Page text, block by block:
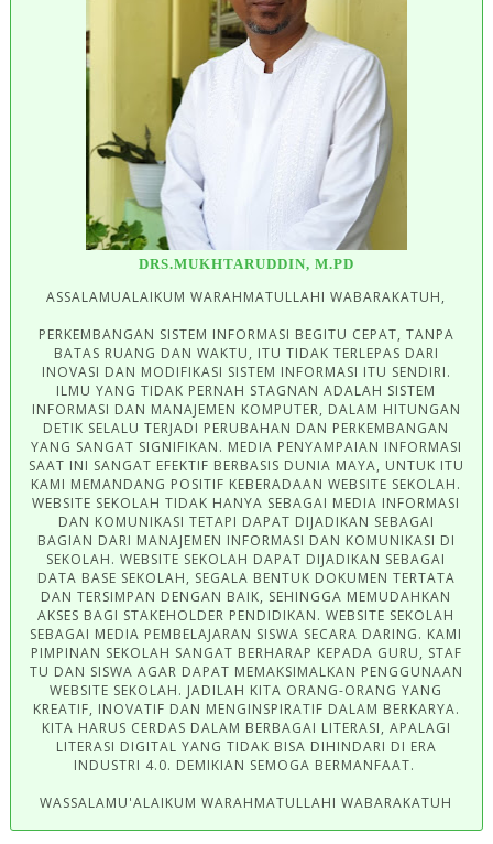
DRS.MUKHTARUDDIN, M.PD
ASSALAMUALAIKUM WARAHMATULLAHI WABARAKATUH,
PERKEMBANGAN SISTEM INFORMASI BEGITU CEPAT, TANPA
BATAS RUANG DAN WAKTU, ITU TIDAK TERLEPAS DARI
INOVASI DAN MODIFIKASI SISTEM INFORMASI ITU SENDIRI.
ILMU YANG TIDAK PERNAH STAGNAN ADALAH SISTEM
INFORMASI DAN MANAJEMEN KOMPUTER, DALAM HITUNGAN
DETIK SELALU TERJADI PERUBAHAN DAN PERKEMBANGAN
YANG SANGAT SIGNIFIKAN. MEDIA PENYAMPAIAN INFORMASI
SAAT INI SANGAT EFEKTIF BERBASIS DUNIA MAYA, UNTUK ITU
KAMI MEMANDANG POSITIF KEBERADAAN WEBSITE SEKOLAH.
WEBSITE SEKOLAH TIDAK HANYA SEBAGAI MEDIA INFORMASI
DAN KOMUNIKASI TETAPI DAPAT DIJADIKAN SEBAGAI
BAGIAN DARI MANAJEMEN INFORMASI DAN KOMUNIKASI DI
SEKOLAH. WEBSITE SEKOLAH DAPAT DIJADIKAN SEBAGAI
DATA BASE SEKOLAH, SEGALA BENTUK DOKUMEN TERTATA
DAN TERSIMPAN DENGAN BAIK, SEHINGGA MEMUDAHKAN
AKSES BAGI STAKEHOLDER PENDIDIKAN. WEBSITE SEKOLAH
SEBAGAI MEDIA PEMBELAJARAN SISWA SECARA DARING. KAMI
PIMPINAN SEKOLAH SANGAT BERHARAP KEPADA GURU, STAF
TU DAN SISWA AGAR DAPAT MEMAKSIMALKAN PENGGUNAAN
WEBSITE SEKOLAH. JADILAH KITA ORANG-ORANG YANG
KREATIF, INOVATIF DAN MENGINSPIRATIF DALAM BERKARYA.
KITA HARUS CERDAS DALAM BERBAGAI LITERASI, APALAGI
LITERASI DIGITAL YANG TIDAK BISA DIHINDARI DI ERA
INDUSTRI 4.0. DEMIKIAN SEMOGA BERMANFAAT.
WASSALAMU'ALAIKUM WARAHMATULLAHI WABARAKATUH